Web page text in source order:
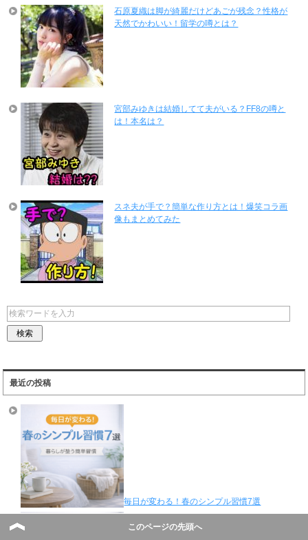
石原夏織は脚が綺麗だけどあごが残念？性格が
天然でかわいい！留学の噂とは？
宮部みゆきは結婚してて夫がいる？FF8の噂と
は！本名は？
スネ夫が手で？簡単な作り方とは！爆笑コラ画
像もまとめてみた
最近の投稿
毎日が変わる！春のシンプル習慣7選
このページの先頭へ